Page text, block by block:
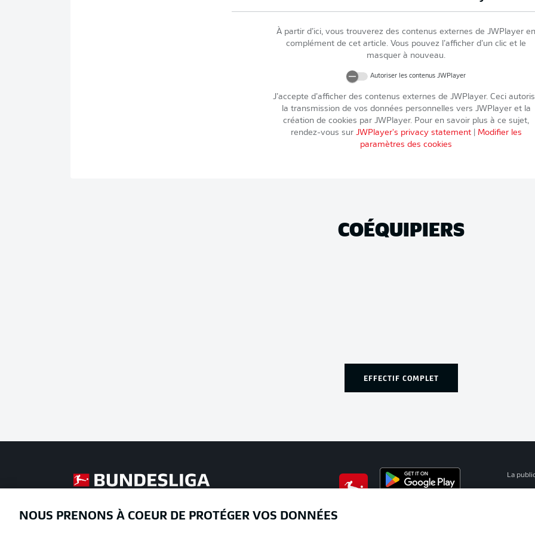
À partir d’ici, vous trouverez des contenus externes de JWPlayer en
complément de cet article. Vous pouvez l’afficher d’un clic et le
masquer à nouveau.
Autoriser les contenus JWPlayer
J’accepte d’afficher des contenus externes de JWPlayer. Ceci
la transmission de vos données personnelles vers JWPlayeret la
création de cookies par JWPlayer. Pour en savoir plus à ce sujet,
rendez-vous sur JWPlayer's privacy statement| Modifier les
paramètres des cookies
COÉQUIPIERS
EFFECTIF COMPLET
La
NOUS PRENONS À COEUR DE PROTÉGER VOS DONNÉES